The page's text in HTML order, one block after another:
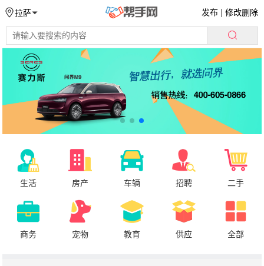
拉萨 发布 |修改删除
生活 房产 车辆 招聘 二手
商务 宠物 教育 供应 全部